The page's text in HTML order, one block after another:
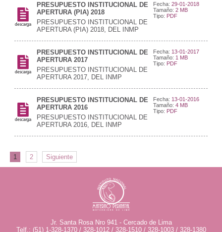
Fecha:29-01-2018
Tamaño:2 MB
Tipo: PDF
PRESUPUESTO INSTITUCIONAL DE
APERTURA (PIA) 2018
PRESUPUESTO INSTITUCIONAL DE
APERTURA (PIA) 2018, DEL INMP
Fecha: 13-01-2017
Tamaño: 1 MB
Tipo: PDF
PRESUPUESTO INSTITUCIONAL DE
APERTURA 2017
PRESUPUESTO INSTITUCIONAL DE
APERTURA 2017, DEL INMP
Fecha: 13-01-2016
Tamaño:4 MB
Tipo: PDF
PRESUPUESTO INSTITUCIONAL DE
APERTURA 2016
PRESUPUESTO INSTITUCIONAL DE
APERTURA 2016, DEL INMP
1 2 Siguiente
Jr. Santa Rosa Nro 941 - Cercado de Lima
Telf.: (51) 1-328-1370 / 328-1012 / 328-1510 / 328-1003 / 328-1380